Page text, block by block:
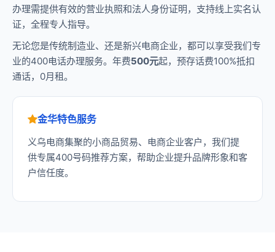
办理需提供有效的营业执照和法人身份证明，支持线上实名认
证，全程专人指导。
无论您是传统制造业、还是新兴电商企业，都可以享受我们专
业的400电话办理服务。年费500元起，预存话费100%抵扣
通话，0月租。
金华特色服务
义乌电商集聚的小商品贸易、电商企业客户，我们提
供专属400号码推荐方案，帮助企业提升品牌形象和客
户信任度。